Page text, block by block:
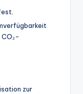
CO₂-
zur